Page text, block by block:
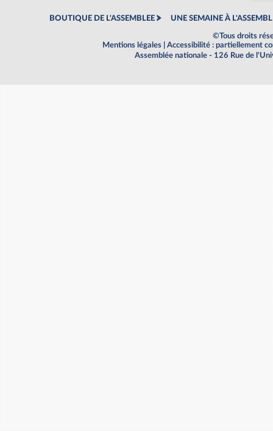
BOUTIQUE DE L'ASSEMBLEE UNE SEMAINE À
©Tous droits
Mentions légales
Accessibilité : partiellement
Assemblée nationale - 126 Rue de